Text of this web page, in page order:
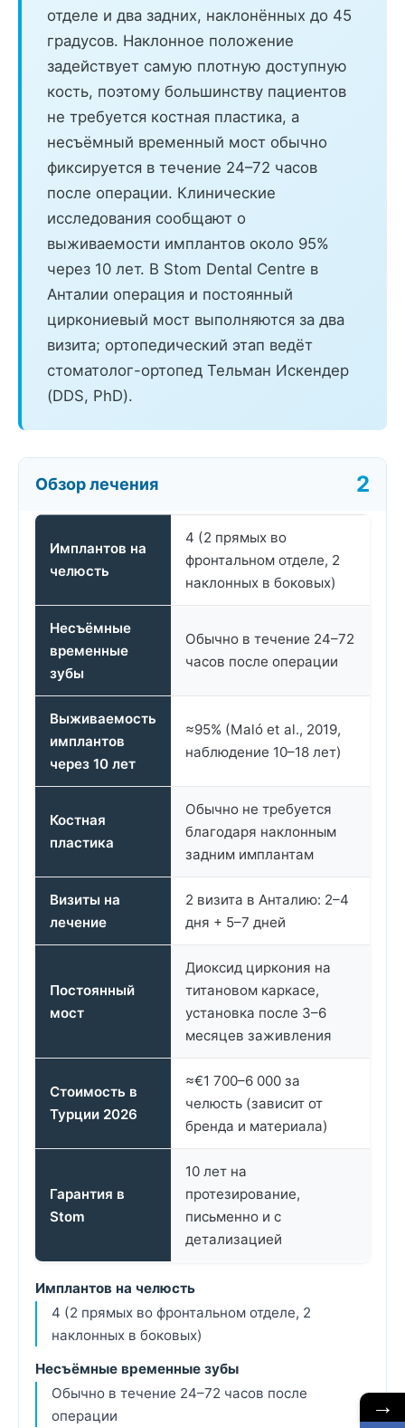
отделе и два задних, наклонённых до 45
градусов. Наклонное положение
задействует самую плотную доступную
кость, поэтому большинству пациентов
не требуется костная пластика, а
несъёмный временный мост обычно
фиксируется в течение 24–72 часов
после операции. Клинические
исследования сообщают о
выживаемости имплантов около 95%
через 10 лет. В Stom Dental Centre в
Анталии операция и постоянный
циркониевый мост выполняются за два
визита; ортопедический этап ведёт
стоматолог-ортопед Тельман Искендер
(DDS, PhD).
Обзор лечения
Имплантов на
челюсть
4 (2 прямых во
фронтальном отделе, 2
наклонных в боковых)
Несъёмные
временные
зубы
Обычно в течение 24–72
часов после операции
Выживаемость
имплантов
через 10 лет
≈95% (Maló et al., 2019,
наблюдение 10–18 лет)
Костная
пластика
Обычно не требуется
благодаря наклонным
задним имплантам
Визиты на
лечение
2 визита в Анталию: 2–4
дня + 5–7 дней
Постоянный
мост
Диоксид циркония на
титановом каркасе,
установка после 3–6
месяцев заживления
Стоимость в
Турции 2026
≈€1 700–6 000 за
челюсть (зависит от
бренда и материала)
Гарантия в
Stom
10 лет на
протезирование,
письменно и с
детализацией
Имплантов на челюсть
4 (2 прямых во фронтальном отделе, 2
наклонных в боковых)
Несъёмные временные зубы
Обычно в течение 24–72 часов после
операции
→